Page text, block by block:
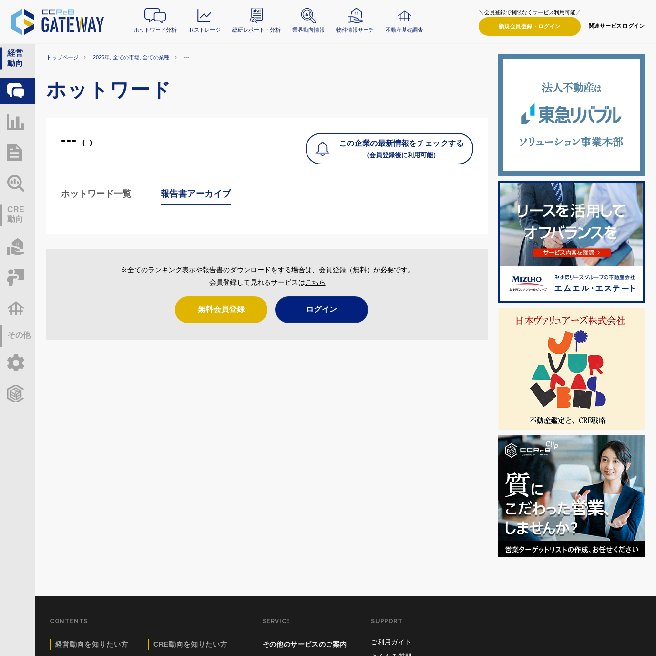
ホットワード分析 IRストレージ 総研レポート・分析 業界動向情報 物件情報サーチ 不動産基礎調査
＼会員登録で制限なくサービス利用可能／
新規会員登録・ ログイン 関連サービス ログイン
経営
動向
ホットワード分析
CRE
動向
その他
トップページ 2026年, 全ての市場, 全ての業種 ---
ホットワード
--- (--) この企業の最新情報をチェックする
（会員登録後に利用可能）
ホットワード一覧 報告書アーカイブ
※全てのランキング表示や報告書のダウンロードをする場合は、会員登録（無料）が必要です。
会員登録して見れるサービスはこちら
無料会員登録 ログイン
CONTENTS
経営動向を知りたい方 CRE動向を知りたい方
SERVICE
その他のサービスのご案内
SUPPORT
ご利用ガイド